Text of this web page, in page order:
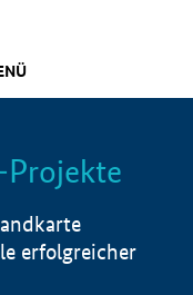
Info
erfolgreicher